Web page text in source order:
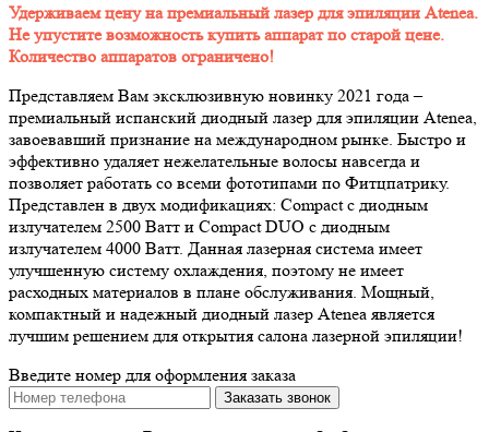
Удерживаем цену на премиальный лазер для эпиляции Atenea.
Не упустите возможность купить аппарат по старой цене.
Количество аппаратов ограничено!
Представляем Вам эксклюзивную новинку 2021 года –
премиальный испанский диодный лазер для эпиляции Atenea,
завоевавший признание на международном рынке. Быстро и
эффективно удаляет нежелательные волосы навсегда и
позволяет работать со всеми фототипами по Фитцпатрику.
Представлен в двух модификациях: Compact c диодным
излучателем 2500 Ватт и Compact DUO с диодным
излучателем 4000 Ватт. Данная лазерная система имеет
улучшенную систему охлаждения, поэтому не имеет
расходных материалов в плане обслуживания. Мощный,
компактный и надежный диодный лазер Atenea является
лучшим решением для открытия салона лазерной эпиляции!
Введите номер для оформления заказа